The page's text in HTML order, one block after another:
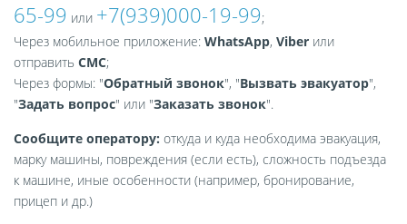
65-99 или +7(939)000-19-99;
Через мобильное приложение: WhatsApp, Viber или
отправить СМС;
Через формы: "Обратный звонок", "Вызвать эвакуатор",
"Задать вопрос" или "Заказать звонок".
Сообщите оператору: откуда и куда необходима эвакуация,
марку машины, повреждения (если есть), сложность подъезда
к машине, иные особенности (например, бронирование,
прицеп и др.)